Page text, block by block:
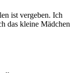
ist vergeben. Ich
das kleine Mädchen